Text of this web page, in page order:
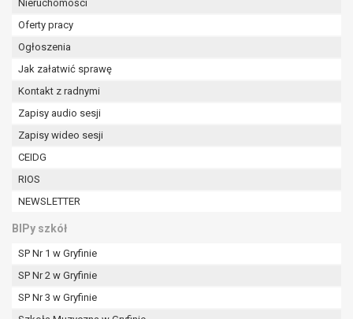
Nieruchomości
Oferty pracy
Ogłoszenia
Jak załatwić sprawę
Kontakt z radnymi
Zapisy audio sesji
Zapisy wideo sesji
CEIDG
RIOS
NEWSLETTER
BIPy szkół
SP Nr 1 w Gryfinie
SP Nr 2 w Gryfinie
SP Nr 3 w Gryfinie